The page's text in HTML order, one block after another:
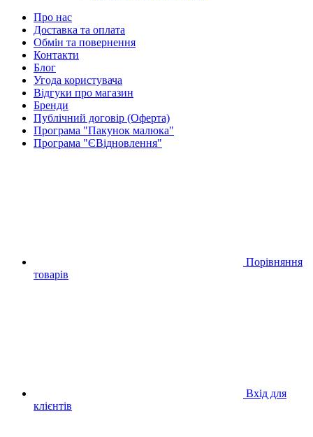
Про нас
Доставка та оплата
Обмін та повернення
Контакти
Блог
Угода користувача
Відгуки про магазин
Бренди
Публічний договір (Оферта)
Програма "Пакунок малюка"
Програма "ЄВідновлення"
Порівняння
товарів
Вхід для
клієнтів